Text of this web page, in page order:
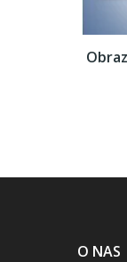
O NAS